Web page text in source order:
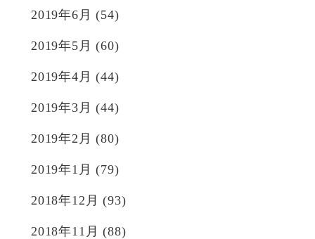
2019年6月 (54)
2019年5月 (60)
2019年4月 (44)
2019年3月 (44)
2019年2月 (80)
2019年1月 (79)
2018年12月 (93)
2018年11月 (88)